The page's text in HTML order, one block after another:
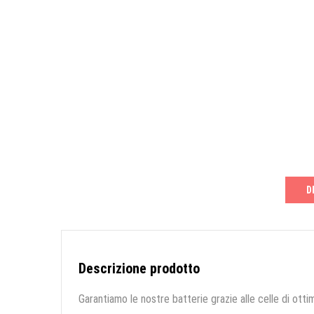
Descrizione prodotto
Garantiamo le nostre batterie grazie alle celle di